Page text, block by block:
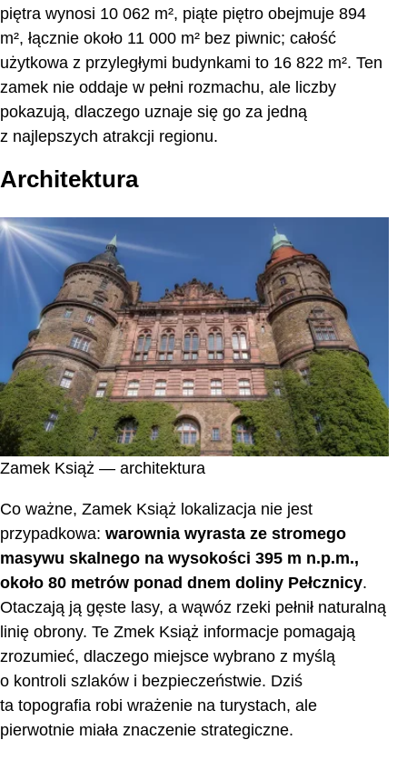
piętra wynosi 10 062 m², piąte piętro obejmuje 894
m², łącznie około 11 000 m² bez piwnic; całość
użytkowa z przyległymi budynkami to 16 822 m². Ten
zamek nie oddaje w pełni rozmachu, ale liczby
pokazują, dlaczego uznaje się go za jedną
z najlepszych atrakcji regionu.
Architektura
Zamek Książ — architektura
Co ważne, Zamek Książ lokalizacja nie jest
przypadkowa: warownia wyrasta ze stromego
masywu skalnego na wysokości 395 m n.p.m.,
około 80 metrów ponad dnem doliny Pełcznicy.
Otaczają ją gęste lasy, a wąwóz rzeki pełnił naturalną
linię obrony. Te Zmek Książ informacje pomagają
zrozumieć, dlaczego miejsce wybrano z myślą
o kontroli szlaków i bezpieczeństwie. Dziś
ta topografia robi wrażenie na turystach, ale
pierwotnie miała znaczenie strategiczne.